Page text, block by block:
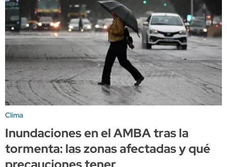
Clima
Inundaciones en el AMBA tras la
tormenta: las zonas afectadas y qué